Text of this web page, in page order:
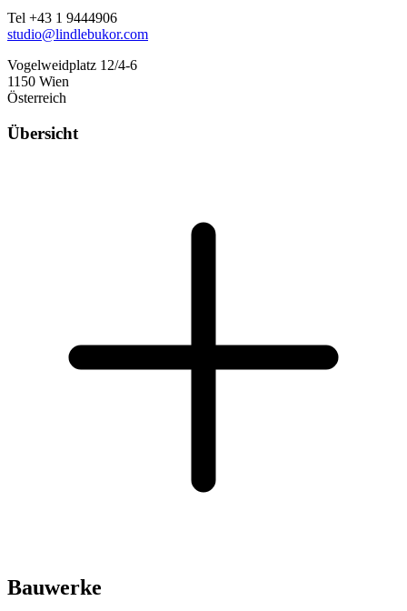
Tel +43 1 9444906
studio@lindlebukor.com
Vogelweidplatz 12/4-6
1150 Wien
Österreich
Übersicht
Bauwerke